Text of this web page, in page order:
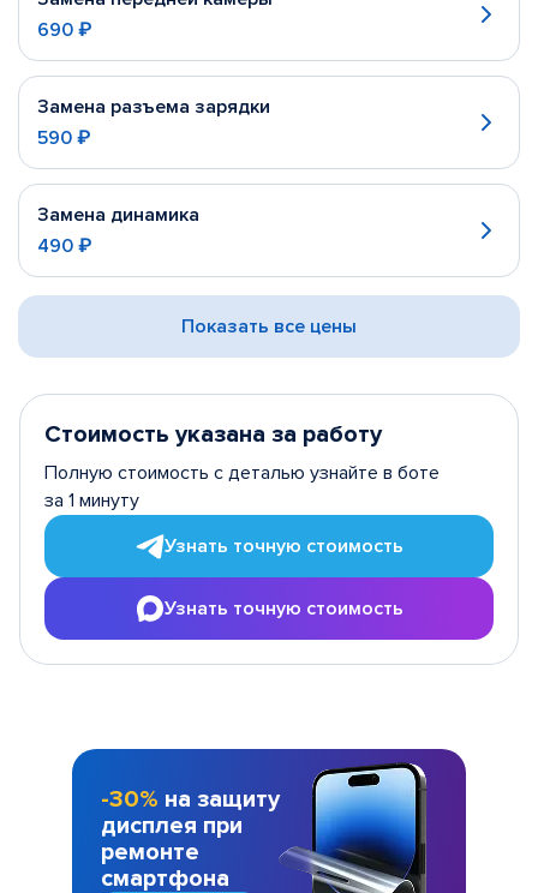
690 ₽
Замена разъема зарядки
590 ₽
Замена динамика
490 ₽
Показать все цены
Стоимость указана за работу
Полную стоимость с деталью узнайте в боте
за 1 минуту
Узнать точную стоимость
Узнать точную стоимость
-30% на защиту
дисплея при
ремонте
смартфона